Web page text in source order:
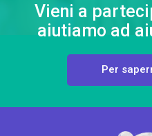
Vieni a
aiutiamo ad
Per